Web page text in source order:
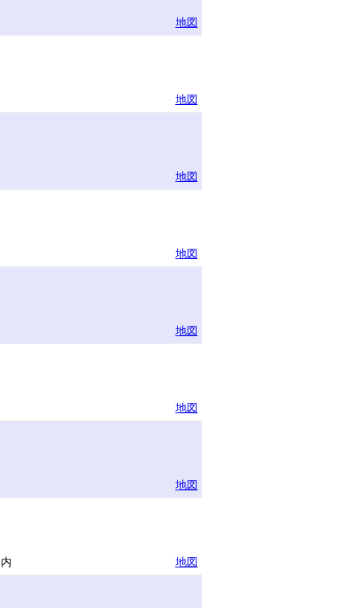
地図
地図
地図
地図
地図
地図
地図
地図